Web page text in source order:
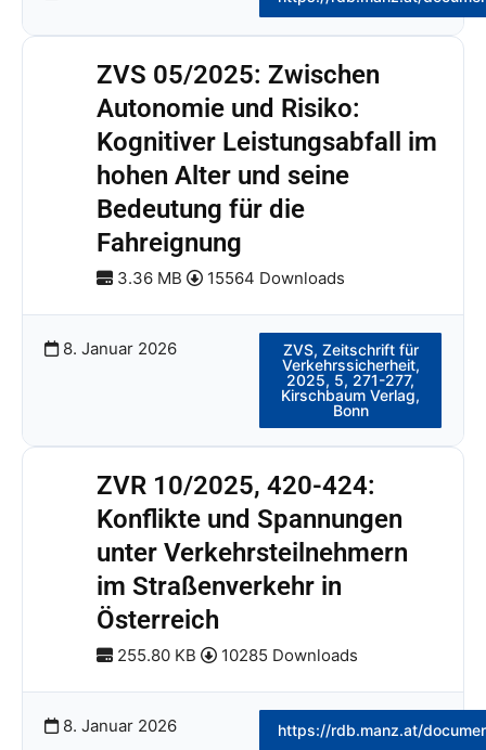
ZVS 05/2025: Zwischen
Autonomie und Risiko:
Kognitiver Leistungsabfall im
hohen Alter und seine
Bedeutung für die
Fahreignung
3.36 MB 15564 Downloads
8. Januar 2026
ZVS, Zeitschrift für
Verkehrssicherheit,
2025, 5, 271-277,
Kirschbaum Verlag,
Bonn
ZVR 10/2025, 420-424:
Konflikte und Spannungen
unter Verkehrsteilnehmern
im Straßenverkehr in
Österreich
255.80 KB 10285 Downloads
8. Januar 2026 https://rdb.manz.at/